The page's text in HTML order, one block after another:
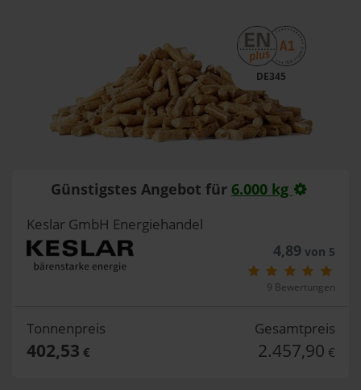
DE345
Günstigstes Angebot für 6.000 kg
Keslar GmbH Energiehandel
4,89von 5
9 Bewertungen
Tonnenpreis
402,53 €
Gesamtpreis
2.457,90 €